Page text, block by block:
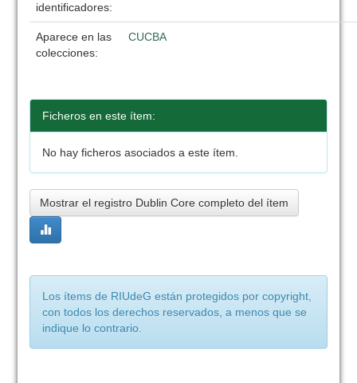
identificadores:
Aparece en las
colecciones:
CUCBA
Ficheros en este ítem:
No hay ficheros asociados a este ítem.
Mostrar el registro Dublin Core completo del ítem
Los ítems de RIUdeG están protegidos por copyright,
con todos los derechos reservados, a menos que se
indique lo contrario.